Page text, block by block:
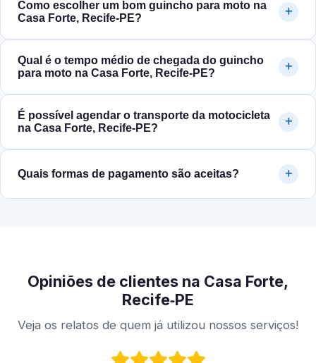
Como escolher um bom guincho para moto na
Casa Forte, Recife‑PE?
Qual é o tempo médio de chegada do guincho
para moto na Casa Forte, Recife‑PE?
É possível agendar o transporte da motocicleta
na Casa Forte, Recife‑PE?
Quais formas de pagamento são aceitas?
Opiniões de clientes na Casa Forte,
Recife‑PE
Veja os relatos de quem já utilizou nossos serviços!